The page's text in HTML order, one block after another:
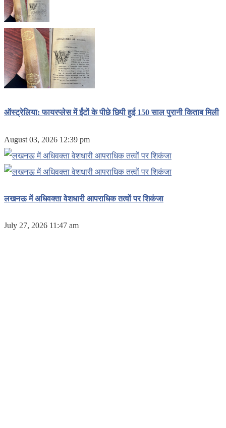
ऑस्ट्रेलिया: फायरप्लेस में ईंटों के पीछे छिपी हुई 150 साल पुरानी किताब मिली
August 03, 2026 12:39 pm
लखनऊ में अधिवक्ता वेशधारी आपराधिक तत्वों पर शिकंजा
July 27, 2026 11:47 am